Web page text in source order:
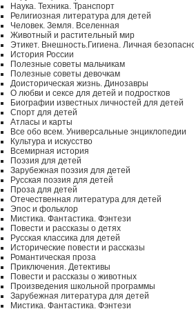
Наука. Техника. Транспорт
Религиозная литература для детей
Человек. Земля. Вселенная
Животный и растительный мир
Этикет. Внешность.Гигиена. Личная
История России
Полезные советы мальчикам
Полезные советы девочкам
Доисторическая жизнь. Динозавры
О любви и сексе для детей и подростков
Биографии известных личностей для детей
Спорт для детей
Атласы и карты
Все обо всем. Универсальные энциклопедии
Культура и искусство
Всемирная история
Поэзия для детей
Зарубежная поэзия для детей
Русская поэзия для детей
Проза для детей
Отечественная литература для детей
Эпос и фольклор
Мистика. Фантастика. Фэнтези
Повести и рассказы о детях
Русская классика для детей
Исторические повести и рассказы
Романтическая проза
Приключения. Детективы
Повести и рассказы о животных
Произведения школьной программы
Зарубежная литература для детей
Мистика. Фантастика. Фэнтези